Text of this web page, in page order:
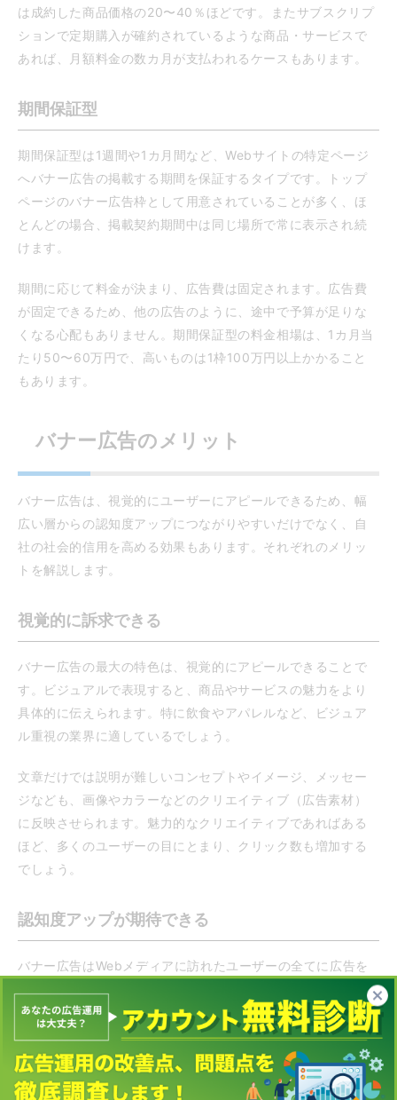
は成約した商品価格の20〜40％ほどです。またサブスクリプ
ションで定期購入が確約されているような商品・サービスで
あれば、月額料金の数カ月が支払われるケースもあります。
期間保証型
期間保証型は1週間や1カ月間など、Webサイトの特定ページ
へバナー広告の掲載する期間を保証するタイプです。トップ
ページのバナー広告枠として用意されていることが多く、ほ
とんどの場合、掲載契約期間中は同じ場所で常に表示され続
けます。
期間に応じて料金が決まり、広告費は固定されます。広告費
が固定できるため、他の広告のように、途中で予算が足りな
くなる心配もありません。期間保証型の料金相場は、1カ月当
たり50〜60万円で、高いものは1枠100万円以上かかること
もあります。
バナー広告のメリット
バナー広告は、視覚的にユーザーにアピールできるため、幅
広い層からの認知度アップにつながりやすいだけでなく、自
社の社会的信用を高める効果もあります。それぞれのメリッ
トを解説します。
視覚的に訴求できる
バナー広告の最大の特色は、視覚的にアピールできることで
す。ビジュアルで表現すると、商品やサービスの魅力をより
具体的に伝えられます。特に飲食やアパレルなど、ビジュア
ル重視の業界に適しているでしょう。
文章だけでは説明が難しいコンセプトやイメージ、メッセー
ジなども、画像やカラーなどのクリエイティブ（広告素材）
に反映させられます。魅力的なクリエイティブであればある
ほど、多くのユーザーの目にとまり、クリック数も増加する
でしょう。
認知度アップが期待できる
バナー広告はWebメディアに訪れたユーザーの全てに広告を
配信できるため、潜在層にも広くアプローチできて、商品や
サービスの認知度を高める効果が期待できます。新商品を多
くのユーザーに知ってもらいたい場合や、企業や商品のブラ
ンド価値を向上させたい場合に役立つでしょう。